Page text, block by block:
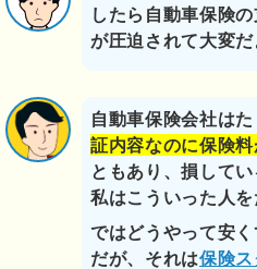
したら自動車保険
が圧迫されて大変だ
自動車保険会社はた
証内容なのに保険
ともあり、損して
私はこういった人
ではどうやって安
だが、それは保険